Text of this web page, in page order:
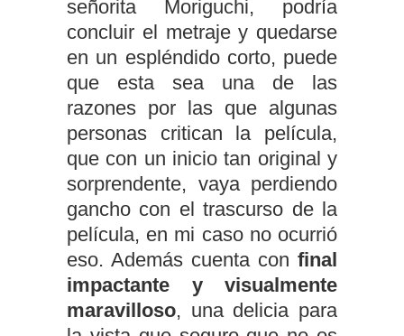
señorita Moriguchi, podría
concluir el metraje y quedarse
en un espléndido corto, puede
que esta sea una de las
razones por las que algunas
personas critican la película,
que con un inicio tan original y
sorprendente, vaya perdiendo
gancho con el trascurso de la
película, en mi caso no ocurrió
eso. Además cuenta con final
impactante y visualmente
maravilloso, una delicia para